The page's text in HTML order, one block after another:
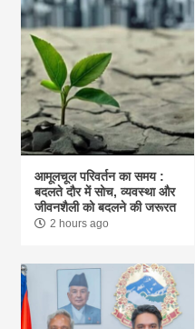
आमूलचूल परिवर्तन का समय :
बदलते दौर में सोच, व्यवस्था और
जीवनशैली को बदलने की जरूरत
2 hours ago